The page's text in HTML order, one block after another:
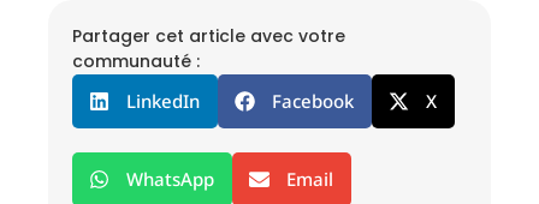
Partager cet article avec votre
communauté :
LinkedIn
Facebook X
WhatsApp Email